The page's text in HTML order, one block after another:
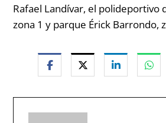
Rafael Landívar, el polideportivo
zona 1 y parque Érick Barrondo,